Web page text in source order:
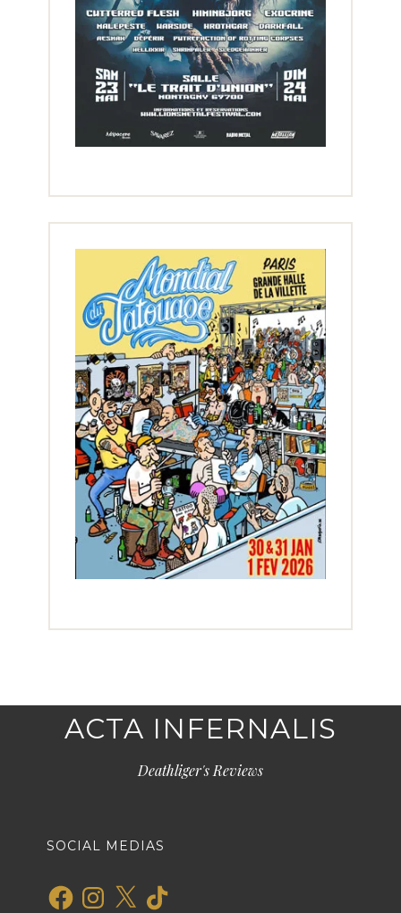
ACTA INFERNALIS
Deathliger's Reviews
SOCIAL MEDIAS
FacebookInstagram
X TikTok